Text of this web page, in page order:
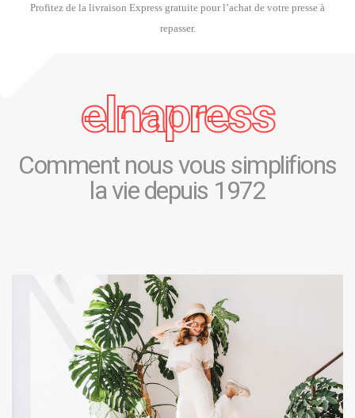
Profitez de la livraison Express gratuite pour l’achat de votre presse à
repasser.
elnapress
Comment nous vous simplifions
la vie depuis 1972